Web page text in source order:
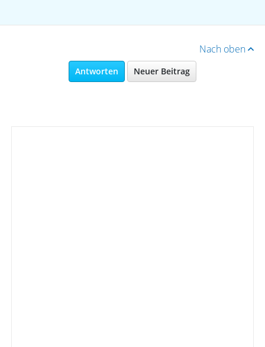
Nach oben
Antworten Neuer Beitrag